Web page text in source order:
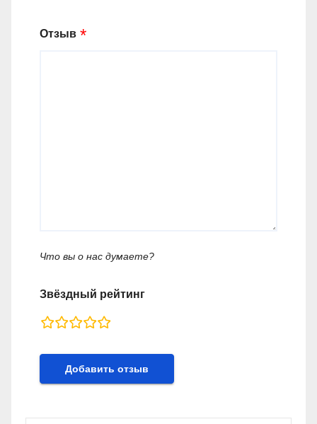
Отзыв
Что вы о нас думаете?
Звёздный рейтинг
rating
fields